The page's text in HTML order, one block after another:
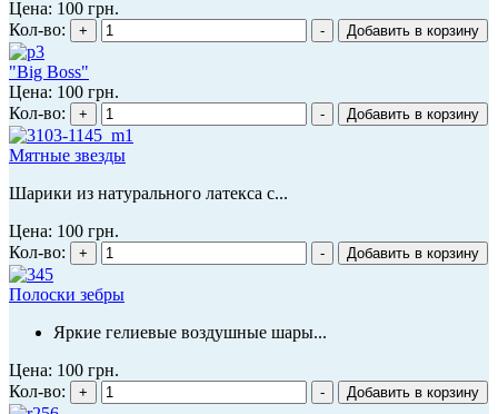
Цена: 100 грн.
Кол-во:
"Big Boss"
Цена: 100 грн.
Кол-во:
Мятные звезды
Шарики из натурального латекса с...
Цена: 100 грн.
Кол-во:
Полоски зебры
Яркие гелиевые воздушные шары...
Цена: 100 грн.
Кол-во: